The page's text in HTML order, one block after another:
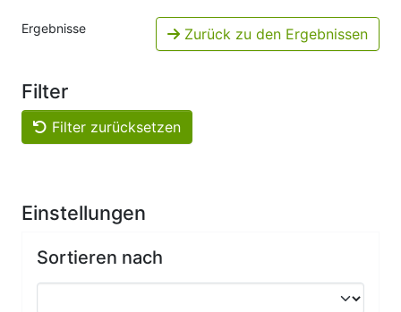
Ergebnisse Zurück zu den Ergebnissen
Filter
Filter zurücksetzen
Einstellungen
Sortieren nach